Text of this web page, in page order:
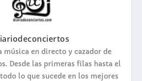
música en directo y cazador de
Desde las primeras filas hasta el
lo que sucede en los mejores